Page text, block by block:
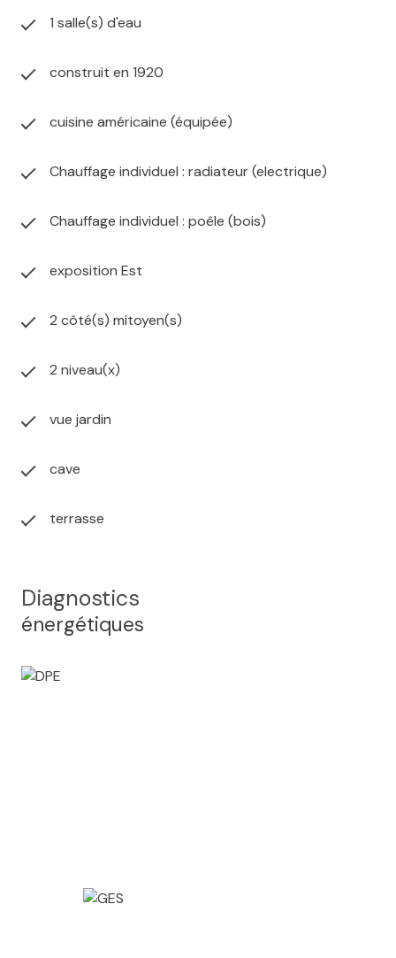
1 salle(s) d'eau
construit en 1920
cuisine américaine (équipée)
Chauffage individuel : radiateur (electrique)
Chauffage individuel : poêle (bois)
exposition Est
2 côté(s) mitoyen(s)
2 niveau(x)
vue jardin
cave
terrasse
Diagnostics
énergétiques